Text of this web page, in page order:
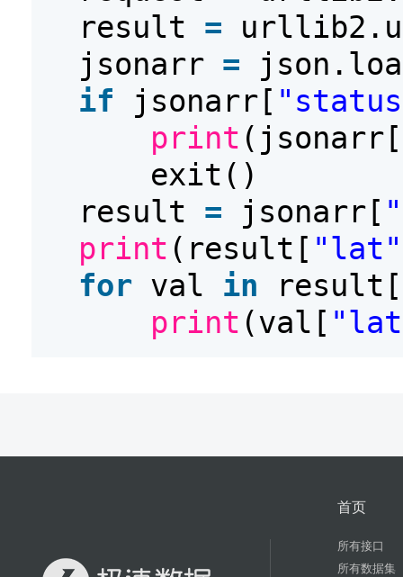
result =
jsonarr =
if
jsonarr[
print (jsonarr[
exit()
result = jsonarr[
print (result[ "lat"
for val in result[
print (val[
首页
所有接口
所有数据集